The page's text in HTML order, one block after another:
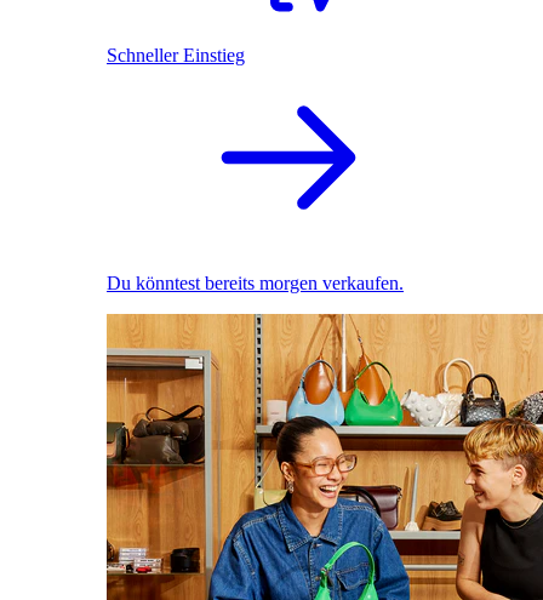
Schneller Einstieg
Du könntest bereits morgen verkaufen.